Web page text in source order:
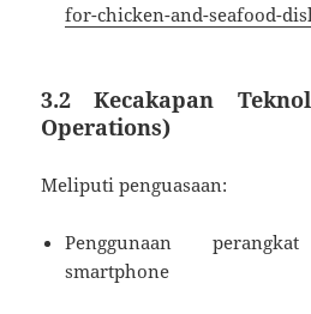
for-chicken-and-seafood-
3.2 Kecakapan
Operations)
Meliputi penguasaan:
Penggunaan
smartphone